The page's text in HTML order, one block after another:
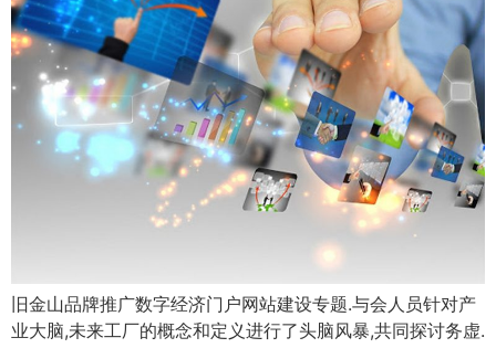
旧金山品牌推广数字经济门户网站建设专题.与会人员针对产
业大脑,未来工厂的概念和定义进行了头脑风暴,共同探讨务虚.